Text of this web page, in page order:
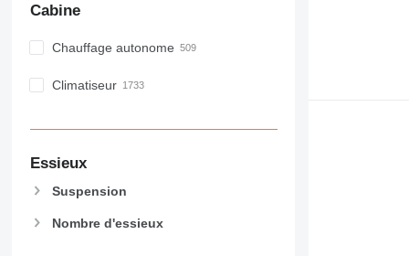
Cabine
Chauffage autonome
Climatiseur
Essieux
Suspension
Nombre d'essieux